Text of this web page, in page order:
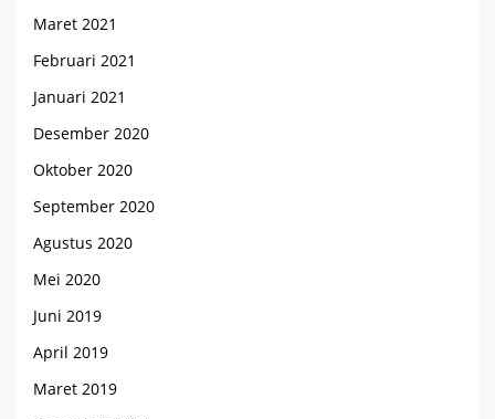
Maret 2021
Februari 2021
Januari 2021
Desember 2020
Oktober 2020
September 2020
Agustus 2020
Mei 2020
Juni 2019
April 2019
Maret 2019